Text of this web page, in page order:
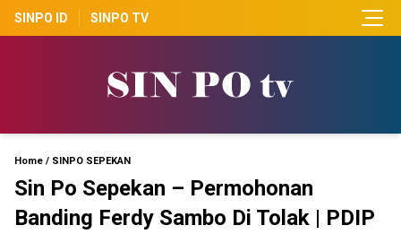
SINPO ID SINPO TV
Home / SINPO SEPEKAN
Sin Po Sepekan – Permohonan
Banding Ferdy Sambo Di Tolak | PDIP